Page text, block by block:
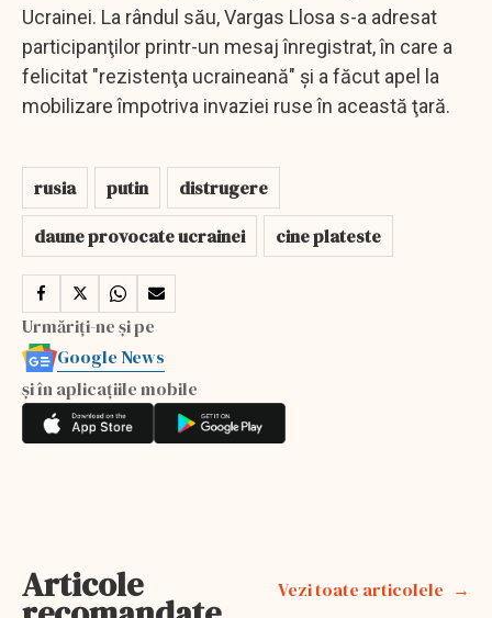
Ucrainei. La rândul său, Vargas Llosa s-a adresat
participanţilor printr-un mesaj înregistrat, în care a
felicitat "rezistenţa ucraineană" şi a făcut apel la
mobilizare împotriva invaziei ruse în această ţară.
rusia putin
distrugere
daune provocate ucrainei
cine plateste
Urmăriți-ne și pe
Google News
și în aplicațiile mobile
Articole Vezi toate articolele